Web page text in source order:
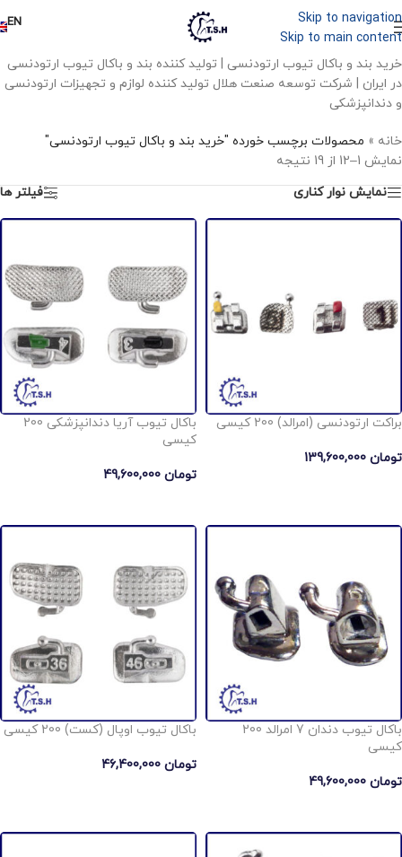
Skip to navigation
Skip to main content
EN
خرید بند و باکال تیوب ارتودنسی | تولید کننده بند و باکال تیوب ارتودنسی
در ایران | شرکت توسعه صنعت هلال تولید کننده لوازم و تجهیزات ارتودنسی
و دندانپزشکی
خانه » محصولات برچسب خورده "خرید بند و باکال تیوب ارتودنسی"
نمایش 1–12 از 19 نتیجه
نمایش نوار کناری
فیلتر ها
براکت ارتودنسی (امرالد) 200 کیسی
تومان
باکال تیوب آریا دندانپزشکی 200
کیسی
تومان
باکال تیوب دندان 7 امرالد 200
کیسی
تومان
باکال تیوب اوپال (کست) 200 کیسی
تومان